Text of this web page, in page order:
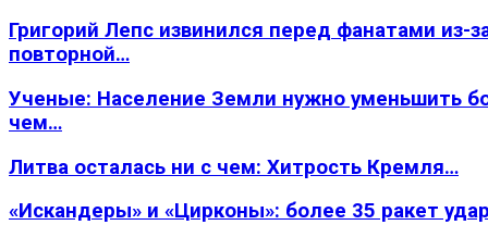
Григорий Лепс извинился перед фанатами из-
повторной…
Ученые: Население Земли нужно уменьшить
чем…
Литва осталась ни с чем: Хитрость Кремля…
«Искандеры» и «Цирконы»: более 35 ракет